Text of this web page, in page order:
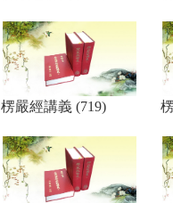
楞嚴經講義 (719)